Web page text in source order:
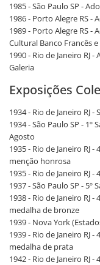
1985 - São Paulo SP -
1986 - Porto Alegre RS
1989 - Porto Alegre RS -
Cultural Banco Francês
1990 - Rio de Janeiro RJ
Galeria
Exposições
1934 - Rio de Janeiro RJ
1934 - São Paulo SP - 1º
Agosto
1935 - Rio de Janeiro RJ
menção honrosa
1935 - Rio de Janeiro RJ
1937 - São Paulo SP - 5º
1938 - Rio de Janeiro RJ
medalha de bronze
1939 - Nova York
1939 - Rio de Janeiro RJ
medalha de prata
1942 - Rio de Janeiro RJ